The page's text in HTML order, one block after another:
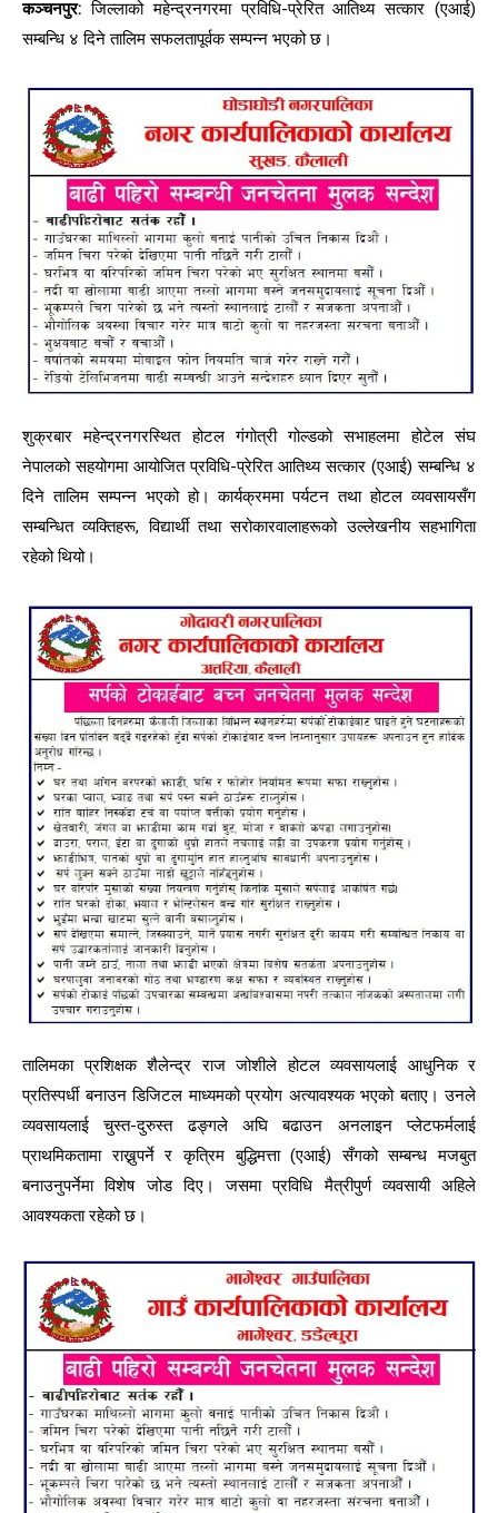
कञ्चनपुर: जिल्लाको महेन्द्रनगरमा प्रविधि-प्रेरित आतिथ्य सत्कार (एआई)
सम्बन्धि ४ दिने तालिम सफलतापूर्वक सम्पन्न भएको छ।
शुक्रबार महेन्द्रनगरस्थित होटल गंगोत्री गोल्डको सभाहलमा होटेल संघ
नेपालको सहयोगमा आयोजित प्रविधि-प्रेरित आतिथ्य सत्कार (एआई) सम्बन्धि ४
दिने तालिम सम्पन्न भएको हो। कार्यक्रममा पर्यटन तथा होटल व्यवसायसँग
सम्बन्धित व्यक्तिहरू, विद्यार्थी तथा सरोकारवालाहरूको उल्लेखनीय सहभागिता
रहेको थियो।
तालिमका प्रशिक्षक शैलेन्द्र राज जोशीले होटल व्यवसायलाई आधुनिक र
प्रतिस्पर्धी बनाउन डिजिटल माध्यमको प्रयोग अत्यावश्यक भएको बताए। उनले
व्यवसायलाई चुस्त-दुरुस्त ढङ्गले अघि बढाउन अनलाइन प्लेटफर्मलाई
प्राथमिकतामा राख्नुपर्ने र कृत्रिम बुद्धिमत्ता (एआई) सँगको सम्बन्ध मजबुत
बनाउनुपर्नेमा विशेष जोड दिए। जसमा प्रविधि मैत्रीपुर्ण व्यवसायी अहिले
आवश्यकता रहेको छ।